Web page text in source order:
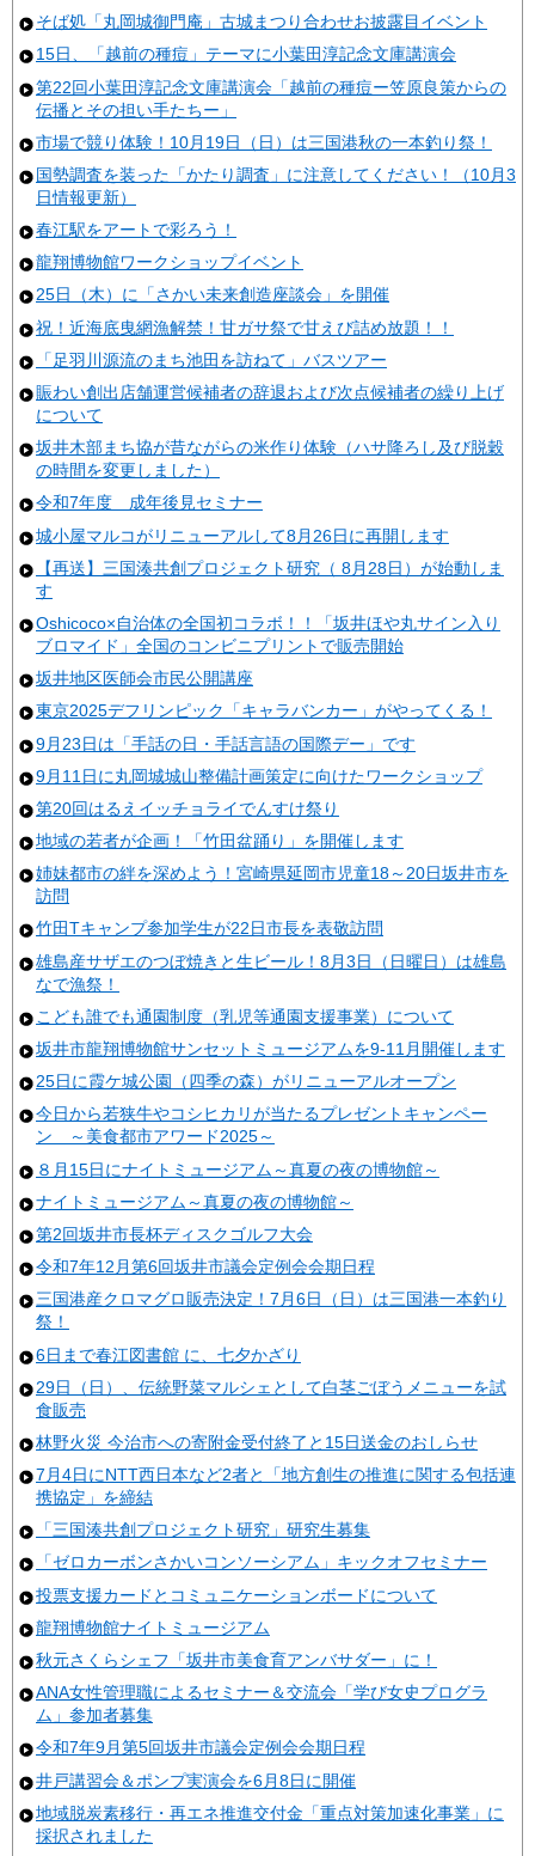
そば処「丸岡城御門庵」古城まつり合わせお披露目イベント
15日、「越前の種痘」テーマに小葉田淳記念文庫講演会
第22回小葉田淳記念文庫講演会「越前の種痘ー笠原良策からの
伝播とその担い手たちー」
市場で競り体験！10月19日（日）は三国港秋の一本釣り祭！
国勢調査を装った「かたり調査」に注意してください！（10月3
日情報更新）
春江駅をアートで彩ろう！
龍翔博物館ワークショップイベント
25日（木）に「さかい未来創造座談会」を開催
祝！近海底曳網漁解禁！甘ガサ祭で甘えび詰め放題！！
「足羽川源流のまち池田を訪ねて」バスツアー
賑わい創出店舗運営候補者の辞退および次点候補者の繰り上げ
について
坂井木部まち協が昔ながらの米作り体験（ハサ降ろし及び脱穀
の時間を変更しました）
令和7年度 成年後見セミナー
城小屋マルコがリニューアルして8月26日に再開します
【再送】三国湊共創プロジェクト研究（ 8月28日）が始動しま
す
Oshicoco×自治体の全国初コラボ！！「坂井ほや丸サイン入り
ブロマイド」全国のコンビニプリントで販売開始
坂井地区医師会市民公開講座
東京2025デフリンピック「キャラバンカー」がやってくる！
9月23日は「手話の日・手話言語の国際デー」です
9月11日に丸岡城城山整備計画策定に向けたワークショップ
第20回はるえイッチョライでんすけ祭り
地域の若者が企画！「竹田盆踊り」を開催します
姉妹都市の絆を深めよう！宮崎県延岡市児童18～20日坂井市を
訪問
竹田Tキャンプ参加学生が22日市長を表敬訪問
雄島産サザエのつぼ焼きと生ビール！8月3日（日曜日）は雄島
なで漁祭！
こども誰でも通園制度（乳児等通園支援事業）について
坂井市龍翔博物館サンセットミュージアムを9-11月開催します
25日に霞ケ城公園（四季の森）がリニューアルオープン
今日から若狭牛やコシヒカリが当たるプレゼントキャンペー
ン ～美食都市アワード2025～
８月15日にナイトミュージアム～真夏の夜の博物館～
ナイトミュージアム～真夏の夜の博物館～
第2回坂井市長杯ディスクゴルフ大会
令和7年12月第6回坂井市議会定例会会期日程
三国港産クロマグロ販売決定！7月6日（日）は三国港一本釣り
祭！
6日まで春江図書館 に、七夕かざり
29日（日）、伝統野菜マルシェとして白茎ごぼうメニューを試
食販売
林野火災 今治市への寄附金受付終了と15日送金のおしらせ
7月4日にNTT西日本など2者と「地方創生の推進に関する包括連
携協定」を締結
「三国湊共創プロジェクト研究」研究生募集
「ゼロカーボンさかいコンソーシアム」キックオフセミナー
投票支援カードとコミュニケーションボードについて
龍翔博物館ナイトミュージアム
秋元さくらシェフ「坂井市美食育アンバサダー」に！
ANA女性管理職によるセミナー＆交流会「学び女史プログラ
ム」参加者募集
令和7年9月第5回坂井市議会定例会会期日程
井戸講習会＆ポンプ実演会を6月8日に開催
地域脱炭素移行・再エネ推進交付金「重点対策加速化事業」に
採択されました